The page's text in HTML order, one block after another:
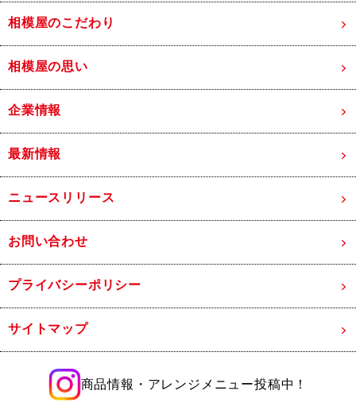
相模屋のこだわり
相模屋の思い
企業情報
最新情報
ニュースリリース
お問い合わせ
プライバシーポリシー
サイトマップ
商品情報・アレンジメニュー投稿中！